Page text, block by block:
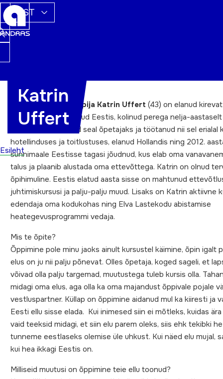
EST
Esileht
Katrin
Uffert
Valgamaa aasta õppija Katrin Uffert (43) on elanud
huvitavat elu. Sündinud Eestis, kolinud perega nelja-aastaselt
Moskvasse, õppinud seal õpetajaks ja töötanud nii sel erialal
hotellinduses ja toitlustuses, elanud Hollandis ning 2012.
sünnimaale Eestisse tagasi jõudnud, kus elab oma
talus ja plaanib alustada oma ettevõttega. Katrin on olnud
õpihimuline. Eestis elatud aasta sisse on mahtunud
juhtimiskursusi ja palju-palju muud. Lisaks on Katrin aktiivne
edendaja oma kodukohas ning Elva Lastekodu abistamise
heategevusprogrammi vedaja.
Mis te õpite?
Õppimine pole minu jaoks ainult kursustel käimine, õpin igalt
elus on ju nii palju põnevat. Olles õpetaja, koged sageli, et
võivad olla palju targemad, muutustega tuleb kursis olla.
midagi oma elus, aga olla ka oma majandust õppivale pojale
vestluspartner. Küllap on õppimine aidanud mul ka kiiresti ja
Eesti ellu sisse elada. Kui inimesed siin ei mõtleks, kuidas ära
vaid teeksid midagi, et siin elu parem oleks, siis ehk tekibki
tunneme eestlaseks olemise üle uhkust. Kui näed elu mujal,
kui hea ikkagi Eestis on.
Milliseid muutusi on õppimine teie ellu toonud?